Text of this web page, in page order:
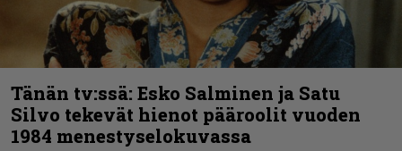
Tänän tv:ssä: Esko Salminen ja Satu
Silvo tekevät hienot pääroolit vuoden
1984 menestyselokuvassa